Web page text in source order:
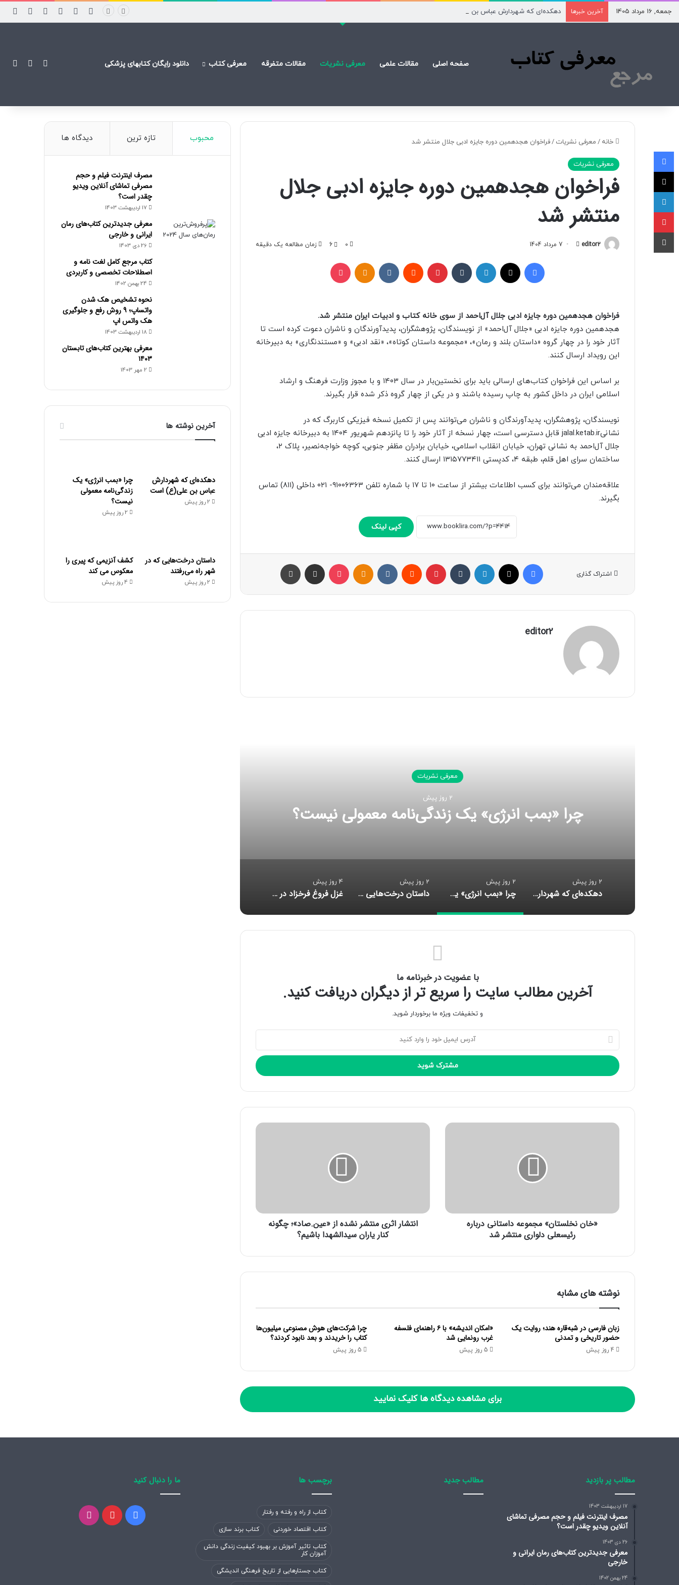
جمعه, 16 مرداد 1405 آخرین خبرها دهکده‌ای که شهردارش عباس بن علی(ع) است فیسبوکپینتریستاینستاگرام
ورود نوشته
صفحه اصلی مقالات علمی معرفی نشریات مقالات متفرقه معرفی کتاب دانلود رایگان کتابهای پزشکی نوشتهتغییر
خانه / معرفی نشریات /فراخوان هجدهمین دوره جایزه ادبی جلال منتشر شد
معرفی نشریات
فراخوان هجدهمین دوره جایزه ادبی جلال
منتشر شد
editor2
ه
ا
ی
م
ل
7 مرداد 1404 0
6 زمان مطالعه یک دقیقه
فراخوان هجدهمین دوره جایزه ادبی جلال آل‌احمد از سوی خانه کتاب و ادبیات ایران منتشر شد.
هجدهمین دوره جایزه ادبی «جلال آل‌احمد» از نویسندگان، پژوهشگران، پدیدآورندگان و ناشران دعوت کرده است تا
آثار خود را در چهار گروه «داستان بلند و رمان»، «مجموعه داستان کوتاه»، «نقد ادبی» و «مستندنگاری» به دبیرخانه
این رویداد ارسال کنند.
بر اساس این فراخوان کتاب‌های ارسالی باید برای نخستین‌بار در سال ۱۴۰۳ و با مجوز وزارت فرهنگ و ارشاد
اسلامی ایران در داخل کشور به چاپ رسیده باشند و در یکی از چهار گروه ذکر شده قرار بگیرند.
نویسندگان، پژوهشگران، پدیدآورندگان و ناشران می‌توانند پس از تکمیل نسخه فیزیکی کاربرگ که در
نشانیjalal.ketab.ir قابل دسترسی است، چهار نسخه از آثار خود را تا پانزدهم شهریور ۱۴۰۴ به دبیرخانه جایزه ادبی
جلال آل‌احمد به نشانی تهران، خیابان انقلاب اسلامی، خیابان برادران مظفر جنوبی، کوچه خواجه‌نصیر، پلاک ۲،
ساختمان سرای اهل قلم، طبقه ۴، کدپستی ۱۳۱۵۷۷۳۴۱۱ ارسال کنند.
علاقه‌مندان می‌توانند برای کسب اطلاعات بیشتر از ساعت ۱۰ تا ۱۷ با شماره تلفن ۹۱۰۰۶۳۶۳- ۰۲۱ داخلی (۸۱۱) تماس
بگیرند.
کپی لینک
اشتراک گذاری
editor2
معرفی نشریات
2 روز پیش
چرا «بمب انرژی» یک زندگی‌نامه معمولی نیست؟
2 روز پیش
دهکده‌ای که شهردارش عباس بن علی(ع) است
2 روز پیش
چرا «بمب انرژی» یک زندگی‌نامه معمولی نیست؟
2 روز پیش
داستان درخت‌هایی که در شهر راه می‌رفتند
4 روز پیش
غزل فروغ فرخزاد در دانشگاه شیراز با رویکرد فرم‌شناسانه بازخوانی شد
با عضویت در خبرنامه ما
آخرین مطالب سایت را سریع تر از دیگران دریافت کنید.
و تخفیفات ویژه ما برخوردار شوید.
س
ی
خ
د
«خان نخلستان» مجموعه داستانی درباره
رئیسعلی دلواری منتشر شد
انتشار اثری منتشر نشده از «عین.صاد»؛ چگونه
کنار یاران سیدالشهدا باشیم؟
نوشته های مشابه
زبان فارسی در شبه‌قاره هند؛ روایت یک
حضور تاریخی و تمدنی
4 روز پیش
«امکان اندیشه» با ۶ راهنمای فلسفه
غرب رونمایی شد
5 روز پیش
چرا شرکت‌های هوش مصنوعی میلیون‌ها
کتاب را خریدند و بعد نابود کردند؟
5 روز پیش
برای مشاهده دیدگاه ها کلیک نمایید
محبوب تازه ترین دیدگاه ها
مصرف اینترنت فیلم و حجم
مصرفی تماشای آنلاین ویدیو
چقدر است؟
17 اردیبهشت 1403
معرفی جدیدترین کتاب‌های رمان
ایرانی و خارجی
26 دی 1403
کتاب مرجع کامل لغت نامه و
اصطلاحات تخصصی و کاربردی
24 بهمن 1402
نحوه تشخیص هک شدن
واتساپ؛ 9 روش رفع و جلوگیری
هک واتس اپ
18 اردیبهشت 1403
معرفی بهترین کتاب‌های تابستان
۱۴۰۳
2 مهر 1403
آخرین نوشته ها
دهکده‌ای که شهردارش
عباس بن علی(ع) است
2 روز پیش
چرا «بمب انرژی» یک
زندگی‌نامه معمولی
نیست؟
2 روز پیش
داستان درخت‌هایی که در
شهر راه می‌رفتند
2 روز پیش
کشف آنزیمی که پیری را
معکوس می کند
4 روز پیش
مطالب پر بازدید
17 اردیبهشت 1403
مصرف اینترنت فیلم و حجم مصرفی تماشای
آنلاین ویدیو چقدر است؟
26 دی 1403
معرفی جدیدترین کتاب‌های رمان ایرانی و
خارجی
24 بهمن 1402
مطالب جدید برچسب ها
کتاب از راه و رفته و رفتار
کتاب اقتصاد خوردنی کتاب برند سازی
کتاب تاثیر آموزش بر بهبود کیفیت زندگی دانش
آموزان کار
کتاب جستارهایی از تاریخ فرهنگی اندیشگی
ما را دنبال کنید
فیسبوکپینتریستاینستاگرام